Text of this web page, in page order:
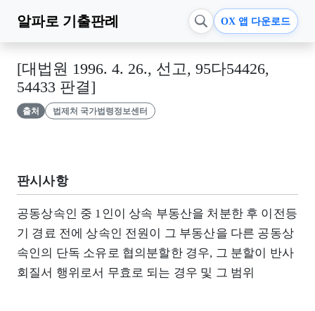
알파로 기출판례 OX 앱 다운로드
[대법원 1996. 4. 26., 선고, 95다54426,
54433 판결]
출처 법제처 국가법령정보센터
판시사항
공동상속인 중 1인이 상속 부동산을 처분한 후 이전등
기 경료 전에 상속인 전원이 그 부동산을 다른 공동상
속인의 단독 소유로 협의분할한 경우, 그 분할이 반사
회질서 행위로서 무효로 되는 경우 및 그 범위